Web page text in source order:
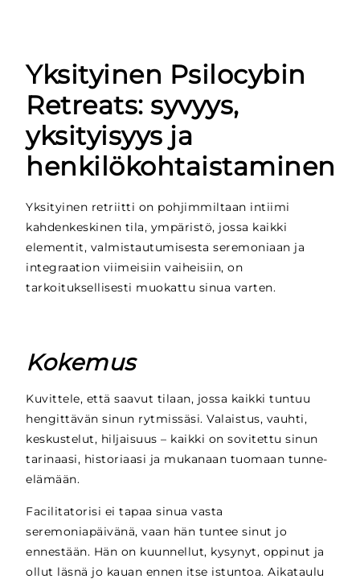
Yksityinen Psilocybin
Retreats: syvyys,
yksityisyys ja
henkilökohtaistaminen
Yksityinen retriitti on pohjimmiltaan intiimi
kahdenkeskinen tila, ympäristö, jossa kaikki
elementit, valmistautumisesta seremoniaan ja
integraation viimeisiin vaiheisiin, on
tarkoituksellisesti muokattu sinua varten.
Kokemus
Kuvittele, että saavut tilaan, jossa kaikki tuntuu
hengittävän sinun rytmissäsi. Valaistus, vauhti,
keskustelut, hiljaisuus – kaikki on sovitettu sinun
tarinaasi, historiaasi ja mukanaan tuomaan tunne-
elämään.
Facilitatorisi ei tapaa sinua vasta
seremoniapäivänä, vaan hän tuntee sinut jo
ennestään. Hän on kuunnellut, kysynyt, oppinut ja
ollut läsnä jo kauan ennen itse istuntoa. Aikataulu